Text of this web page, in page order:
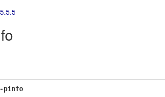
pinfo